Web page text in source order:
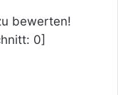
bewerten!
0]